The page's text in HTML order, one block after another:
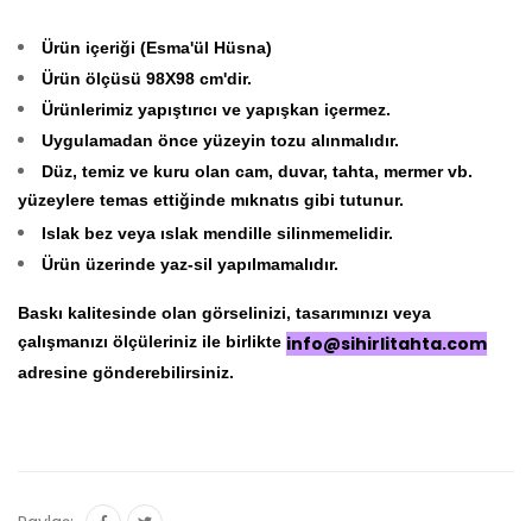
Ürün içeriği (Esma'ül Hüsna)
Ürün ölçüsü 98X98 cm'dir.
Ürünlerimiz yapıştırıcı ve yapışkan içermez.
Uygulamadan önce yüzeyin tozu alınmalıdır.
Düz, temiz ve kuru olan cam, duvar, tahta, mermer vb.
yüzeylere temas ettiğinde mıknatıs gibi tutunur.
Islak bez veya ıslak mendille silinmemelidir.
Ürün üzerinde yaz-sil yapılmamalıdır.
Baskı kalitesinde olan görselinizi, tasarımınızı veya
çalışmanızı ölçüleriniz ile birlikte info@sihirlitahta.com
adresine gönderebilirsiniz.